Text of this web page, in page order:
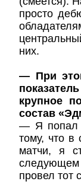
просто
них.
— При
крупное
состав
— Я попал
тому, что в
матчи, я
следующем
провел тот